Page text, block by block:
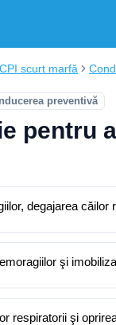
CPI scurt marfă
preventivă
pentru
degajarea
şi
respiratorii şi